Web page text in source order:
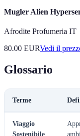
Mugler Alien
Afrodite Profumeria IT
80.00 EURVedi il
Glossario
Terme
Viaggio
Sostenibile